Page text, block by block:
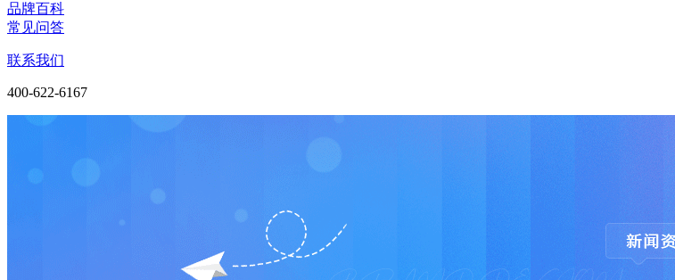
品牌百科
常见问答
联系我们
400-622-6167